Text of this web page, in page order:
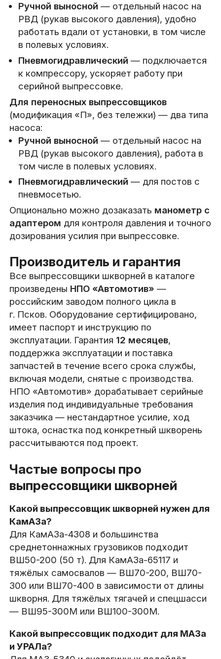
Ручной выносной — отдельный насос на
РВД (рукав высокого давления), удобно
работать вдали от установки, в том числе
в полевых условиях.
Пневмогидравлический — подключается
к компрессору, ускоряет работу при
серийной выпрессовке.
Для переносных выпрессовщиков
(модификация «П», без тележки) — два типа
насоса:
Ручной выносной — отдельный насос на
РВД (рукав высокого давления), работа в
том числе в полевых условиях.
Пневмогидравлический — для постов с
пневмосетью.
Опционально можно дозаказать манометр с
адаптером для контроля давления и точного
дозирования усилия при выпрессовке.
Производитель и гарантия
Все выпрессовщики шкворней в каталоге
произведены НПО «Автомотив» —
российским заводом полного цикла в
г. Псков. Оборудование сертифицировано,
имеет паспорт и инструкцию по
эксплуатации. Гарантия 12 месяцев,
поддержка эксплуатации и поставка
запчастей в течение всего срока службы,
включая модели, снятые с производства.
НПО «Автомотив» дорабатывает серийные
изделия под индивидуальные требования
заказчика — нестандартное усилие, ход
штока, оснастка под конкретный шкворень
рассчитываются под проект.
Частые вопросы про
выпрессовщики шкворней
Какой выпрессовщик шкворней нужен для
КамАЗа?
Для КамАЗа-4308 и большинства
среднетоннажных грузовиков подходит
ВШ50-200 (50 т). Для КамАЗа-65117 и
тяжёлых самосвалов — ВШ70-200, ВШ70-
300 или ВШ70-400 в зависимости от длины
шкворня. Для тяжёлых тягачей и спецшасси
— ВШ95-300М или ВШ100-300М.
Какой выпрессовщик подходит для МАЗа
и УРАЛа?